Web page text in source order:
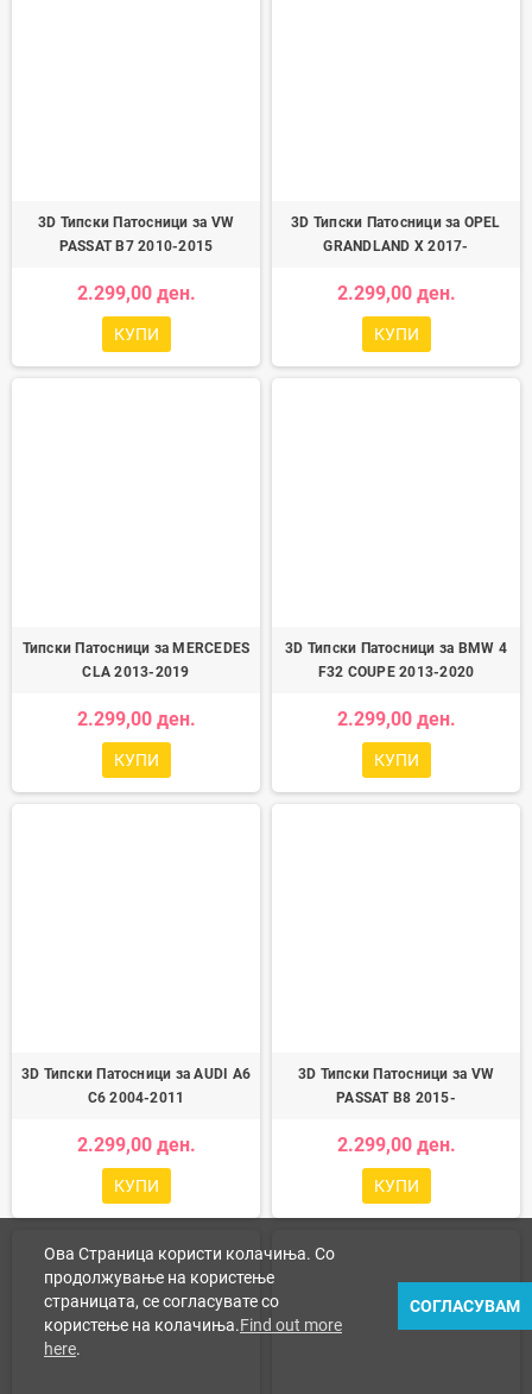
3D Типски Патосници за VW
PASSAT B7 2010-2015
2.299,00 ден.
КУПИ
3D Типски Патосници за OPEL
GRANDLAND X 2017-
2.299,00 ден.
КУПИ
Типски Патосници за MERCEDES
CLA 2013-2019
2.299,00 ден.
КУПИ
3D Типски Патосници за BMW 4
F32 COUPE 2013-2020
2.299,00 ден.
КУПИ
3D Типски Патосници за AUDI A6
C6 2004-2011
2.299,00 ден.
КУПИ
3D Типски Патосници за VW
PASSAT B8 2015-
2.299,00 ден.
КУПИ
Ова Страница користи колачиња. Со
продолжување на користење
страницата, се согласувате со
користење на колачиња.Find out more
here.
СОГЛАСУВАМ